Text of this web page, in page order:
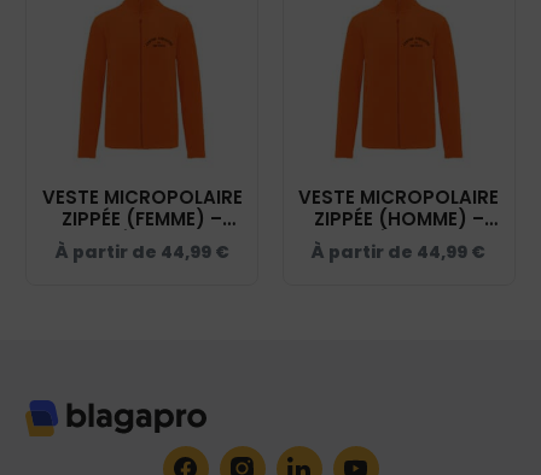
VESTE MICROPOLAIRE
ZIPPÉE (FEMME) –
CENTRE ÉQUESTRE DE
SISTELS – ORANGE –
À partir de 44,99 €
VESTE MICROPOLAIRE
ZIPPÉE (HOMME) –
CENTRE ÉQUESTRE DE
SISTELS – ORANGE –
À partir de 44,99 €